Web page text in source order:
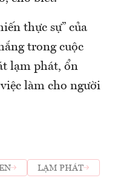
thực sự” của
trong cuộc
lạm phát, ổn
làm cho người
LẠM PHÁT